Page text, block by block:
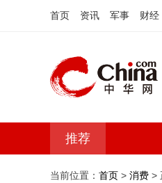
首页 资讯 军事 财经
推荐
当前位置： 首页 > 消费 >